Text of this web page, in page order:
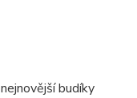
budíky